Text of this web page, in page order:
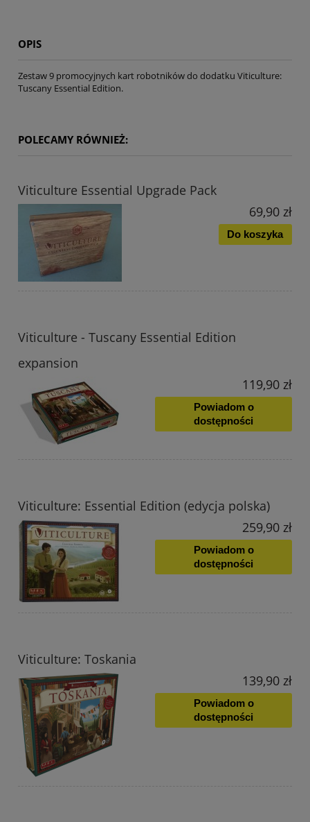
OPIS
Zestaw 9 promocyjnych kart robotników do dodatku Viticulture:
Tuscany Essential Edition.
POLECAMY RÓWNIEŻ:
Viticulture Essential Upgrade Pack
69,90 zł
Do koszyka
Viticulture - Tuscany Essential Edition
expansion
119,90 zł
Powiadom o
dostępności
Viticulture: Essential Edition (edycja polska)
259,90 zł
Powiadom o
dostępności
Viticulture: Toskania
139,90 zł
Powiadom o
dostępności